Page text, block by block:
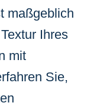
maßgeblich
Ihres
mit
Sie,